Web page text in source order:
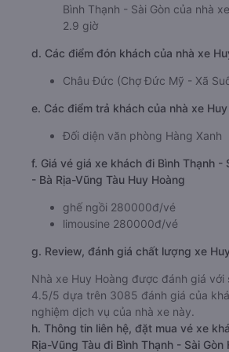
Bình Thạnh - Sài Gòn của nhà xe
2.9 giờ
d. Các điểm đón khách của nhà xe
Châu Đức (Chợ Đức Mỹ - Xã
e. Các điểm trả khách của nhà xe
Đối diện văn phòng Hàng Xanh
f. Giá vé giá xe khách đi Bình Thạnh -
- Bà Rịa-Vũng Tàu Huy Hoàng
ghế ngồi 280000đ/vé
limousine 280000đ/vé
g. Review, đánh giá chất lượng xe
Nhà xe Huy Hoàng được đánh giá với
4.5/5 dựa trên 3085 đánh giá của
nghiệm dịch vụ của nhà xe này.
h. Thông tin liên hệ, đặt mua vé xe
Rịa-Vũng Tàu đi Bình Thạnh - Sài Gòn